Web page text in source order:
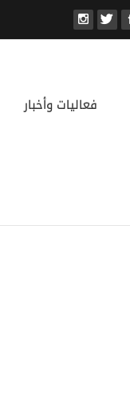
فعاليات وأخبار